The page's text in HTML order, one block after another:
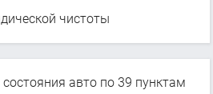
чистоты
состояния авто по 39 пунктам